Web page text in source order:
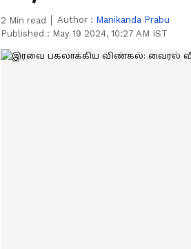
2 Min read Author : Manikanda Prabu
Published : May 19 2024, 10:27 AM IST